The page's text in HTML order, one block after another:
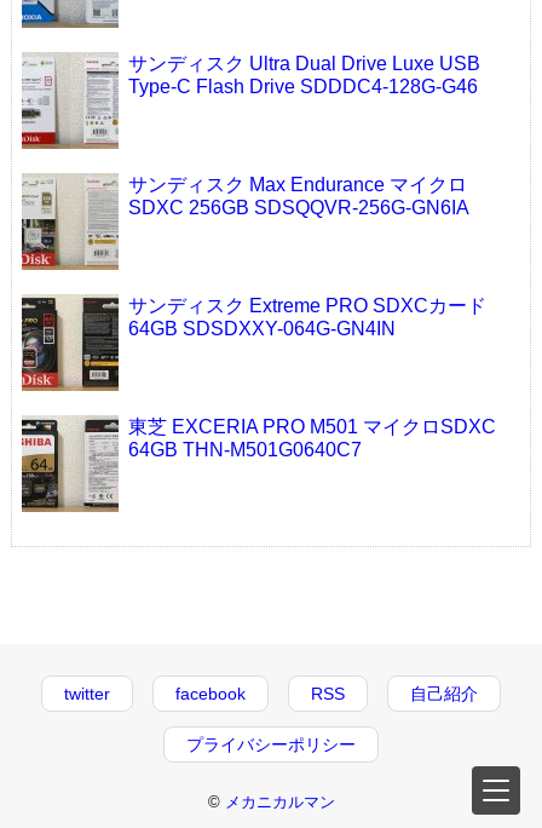
サンディスク Ultra Dual Drive Luxe USB
Type-C Flash Drive SDDDC4-128G-G46
サンディスク Max Endurance マイクロ
SDXC 256GB SDSQQVR-256G-GN6IA
サンディスク Extreme PRO SDXCカード
64GB SDSDXXY-064G-GN4IN
東芝 EXCERIA PRO M501 マイクロSDXC
64GB THN-M501G0640C7
twitter facebook RSS 自己紹介
プライバシーポリシー
© メカニカルマン